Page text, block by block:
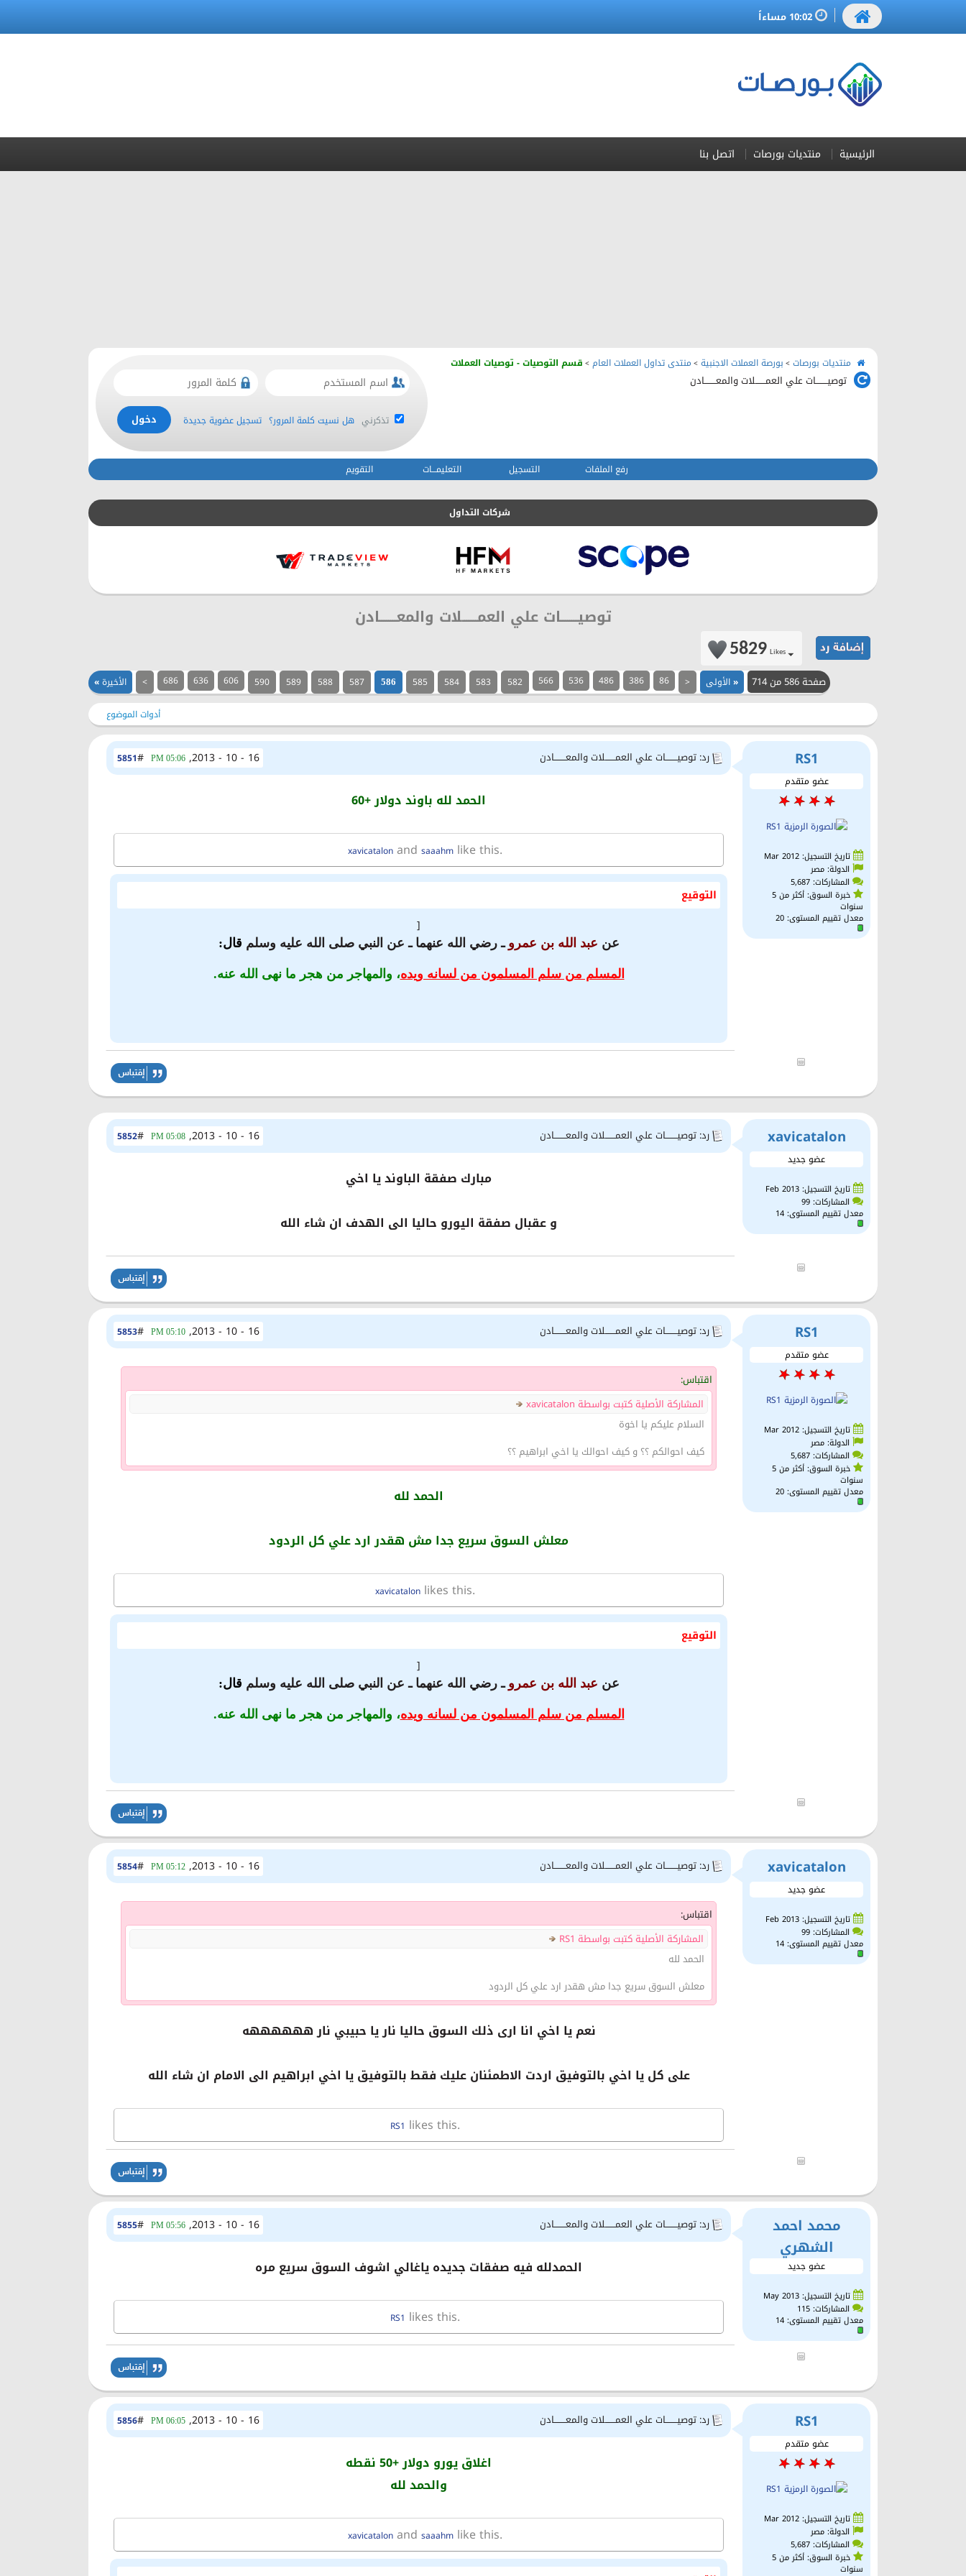
الرئيسية منتديات بورصات اتصل بنا
منتديات بورصات > بورصة العملات الاجنبية > منتدى تداول العملات العام > قسم التوصيات - توصيات العملات
توصيــــــــات علي العمـــــــلات والمعــــــــادن
تذكرني هل نسيت كلمة المرور؟ تسجيل عضوية جديدة
رفع الملفات التسجيل التعليمـــات التقويم
شركات التداول
توصيــــــــات علي العمـــــــلات والمعــــــــادن
5829 Likes
صفحة 586 من 714 «الأولى <
86
386
486
536
566
582
583
584
585
586
587
588
589
590
606
636
686
> الأخيرة»
أدوات الموضوع
RS1
عضو متقدم
تاريخ التسجيل: Mar 2012
الدولة: مصر
المشاركات: 5,687
خبرة السوق: أكثر من 5
سنوات
معدل تقييم المستوى:20
رد: توصيــــــــات علي العمـــــــلات والمعــــــــادن 5851# 16 - 10 - 2013,
05:06 PM
الحمد لله باوند دولار +60
xavicatalon andsaaahm like this.
التوقيع
[
عن عبد الله بن عمرو ـ رضي الله عنهما ـ عن النبي صلى الله عليه وسلم قال:
المسلم من سلم المسلمون من لسانه ويده، والمهاجر من هجر ما نهى الله عنه.
xavicatalon
عضو جديد
تاريخ التسجيل: Feb 2013
المشاركات: 99
معدل تقييم المستوى:14
رد: توصيــــــــات علي العمـــــــلات والمعــــــــادن 5852# 16 - 10 - 2013,
05:08 PM
مبارك صفقة الباوند يا اخي
و عقبال صفقة اليورو حاليا الى الهدف ان شاء الله
RS1
عضو متقدم
تاريخ التسجيل: Mar 2012
الدولة: مصر
المشاركات: 5,687
خبرة السوق: أكثر من 5
سنوات
معدل تقييم المستوى:20
رد: توصيــــــــات علي العمـــــــلات والمعــــــــادن 5853# 16 - 10 - 2013,
05:10 PM
اقتباس:
المشاركة الأصلية كتبت بواسطة xavicatalon
السلام عليكم يا اخوة
كيف احوالكم ؟؟ و كيف احوالك يا اخي ابراهيم ؟؟
الحمد لله
معلش السوق سريع جدا مش هقدر ارد علي كل الردود
xavicatalon likes this.
التوقيع
[
عن عبد الله بن عمرو ـ رضي الله عنهما ـ عن النبي صلى الله عليه وسلم قال:
المسلم من سلم المسلمون من لسانه ويده، والمهاجر من هجر ما نهى الله عنه.
xavicatalon
عضو جديد
تاريخ التسجيل: Feb 2013
المشاركات: 99
معدل تقييم المستوى:14
رد: توصيــــــــات علي العمـــــــلات والمعــــــــادن 5854# 16 - 10 - 2013,
05:12 PM
اقتباس:
المشاركة الأصلية كتبت بواسطة RS1
الحمد لله
معلش السوق سريع جدا مش هقدر ارد علي كل الردود
نعم يا اخي انا ارى ذلك السوق حاليا نار يا حبيبي نار ههههههه
على كل يا اخي بالتوفيق اردت الاطمئنان عليك فقط بالتوفيق يا اخي ابراهيم الى الامام ان شاء الله
RS1 likes this.
محمد احمد
الشهري
عضو جديد
تاريخ التسجيل: May 2013
المشاركات: 115
معدل تقييم المستوى:14
رد: توصيــــــــات علي العمـــــــلات والمعــــــــادن 5855# 16 - 10 - 2013,
05:56 PM
الحمدلله فيه صفقات جديده ياغالي اشوف السوق سريع مره
RS1 likes this.
RS1
عضو متقدم
تاريخ التسجيل: Mar 2012
الدولة: مصر
المشاركات: 5,687
خبرة السوق: أكثر من 5
سنوات
رد: توصيــــــــات علي العمـــــــلات والمعــــــــادن 5856# 16 - 10 - 2013,
06:05 PM
اغلاق يورو دولار +50 نقطه
والحمد لله
xavicatalon andsaaahm like this.